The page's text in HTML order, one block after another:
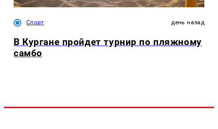
Спорт день назад
В Кургане пройдет турнир по пляжному
самбо